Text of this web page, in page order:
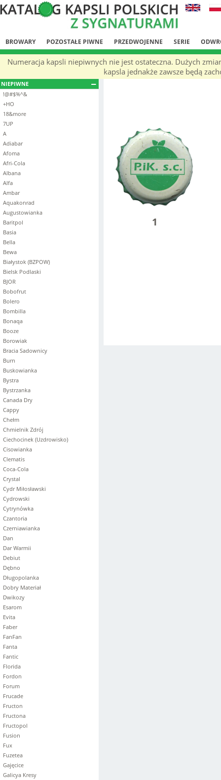
BROWARY POZOSTAŁE PIWNE PRZEDWOJENNE SERIE
Numeracja kapsli niepiwnych nie jest ostateczna. Dużych
kapsla jednakże zawsze będą
NIEPIWNE
!@#$%^&
+HO
18&more
7UP
A
Adiabar
Afoma
Afri-Cola
Albana
Alfa
Ambar
Aquakonrad
Augustowianka
Baritpol
Basia
Bella
Bewa
Białystok (BZPOW)
Bielsk Podlaski
BJOR
Bobofrut
Bolero
Bombilla
Bonaqa
Booze
Borowiak
Bracia Sadownicy
Burn
Buskowianka
Bystra
Bystrzanka
Canada Dry
Cappy
Chełm
Chmielnik Zdrój
Ciechocinek (Uzdrowisko)
Cisowianka
Clematis
Coca-Cola
Crystal
Cydr Miłosławski
Cydrowski
Cytrynówka
Czantoria
Czerniawianka
Dan
Dar Warmii
Debiut
Dębno
Długopolanka
Dobry Materiał
Dwikozy
Esarom
Evita
Faber
FanFan
Fanta
Fantic
Florida
Fordon
Forum
Frucade
Fructon
Fructona
Fructopol
Fusion
Fux
Fuzetea
Gajęcice
Galicya Kresy
1